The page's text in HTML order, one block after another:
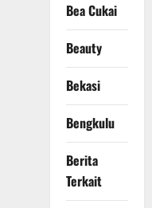
Bea Cukai
Beauty
Bekasi
Bengkulu
Berita
Terkait